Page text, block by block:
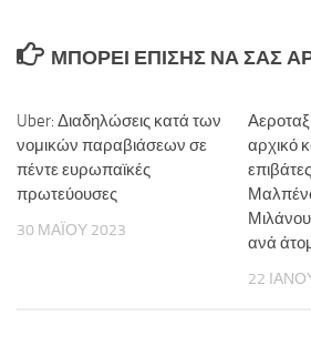
ΜΠΟΡΕΊ ΕΠΊΣΗΣ ΝΑ ΣΑΣ
Uber: Διαδηλώσεις κατά των
νομικών παραβιάσεων σε
πέντε ευρωπαϊκές
πρωτεύουσες
30 ΜΑΪ́ΟΥ 2023
αρχικό
ανά
22